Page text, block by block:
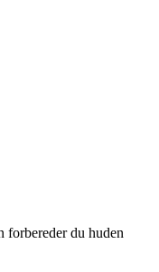
forbereder du huden